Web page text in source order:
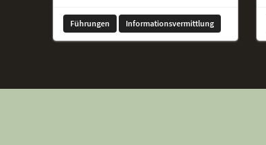
Führungen Informationsvermittlung